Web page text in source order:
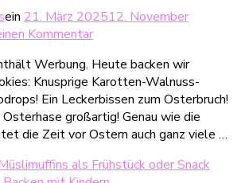
ein 21. März 202512. November
Kommentarzu
Karotten-
Walnuss-
Cookies:
die
perfekten
Oster-
Cookies
Werbung. Heute backen wir
Knusprige Karotten-Walnuss-
Ein Leckerbissen zum Osterbruch!
großartig! Genau wie die
die Zeit vor Ostern auch ganz viele …